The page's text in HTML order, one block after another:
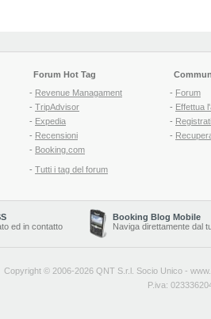
Forum Hot Tag
- Revenue Managament
- TripAdvisor
- Expedia
- Recensioni
- Booking.com
- Tutti i tag del forum
- Forum
- Effettua
-
-
ed in contatto
Booking Blog Mobile
Naviga direttamente dal
Copyright © 2006-2026 QNT S.r.l. Socio Unico -
P.iva: